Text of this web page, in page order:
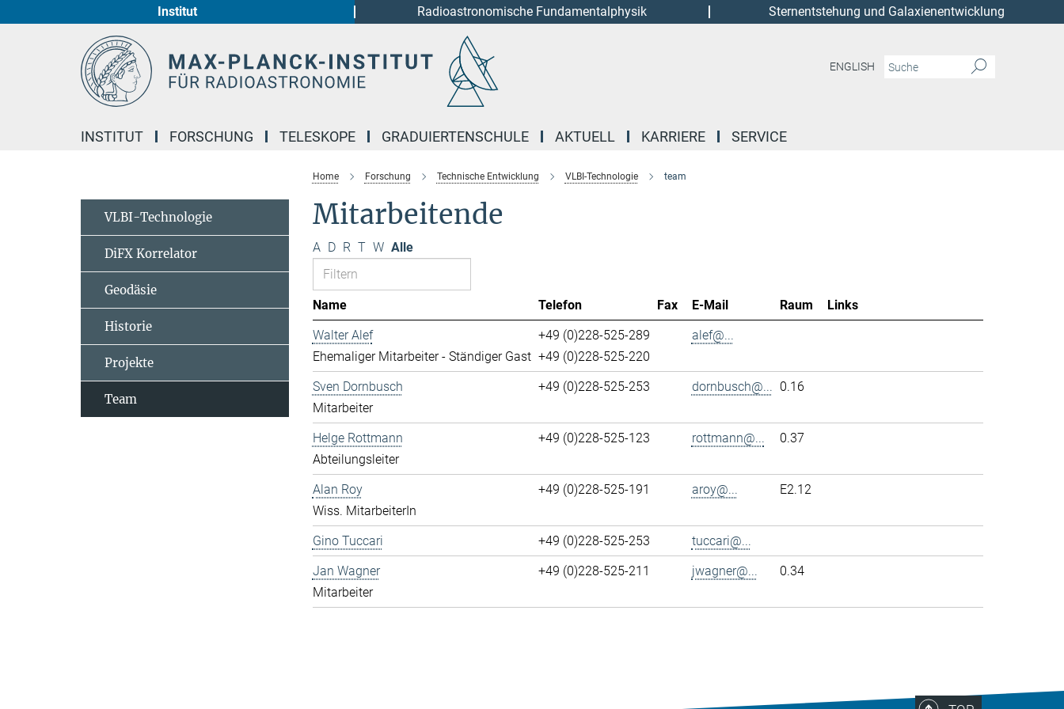
Institut Radioastronomische Fundamentalphysik Sternentstehung und Galaxienentwicklung
ENGLISH
INSTITUT FORSCHUNG TELESKOPE GRADUIERTENSCHULE AKTUELL KARRIERE SERVICE
Home Forschung Technische Entwicklung VLBI-Technologie team
Mitarbeitende
A D R T W Alle
Name Telefon Fax E-Mail Raum
Links
Walter Alef
Ehemaliger Mitarbeiter - Ständiger Gast
+49 (0)228-525-289
+49 (0)228-525-220
alef@...
Sven Dornbusch
Mitarbeiter
+49 (0)228-525-253 dornbusch@... 0.16
Helge Rottmann
Abteilungsleiter
+49 (0)228-525-123 rottmann@... 0.37
Alan Roy
Wiss. MitarbeiterIn
+49 (0)228-525-191 aroy@... E2.12
Gino Tuccari +49 (0)228-525-253
tuccari@...
Jan Wagner
Mitarbeiter
+49 (0)228-525-211 jwagner@... 0.34
VLBI-Technologie
DiFX Korrelator
Geodäsie
Historie
Projekte
Team